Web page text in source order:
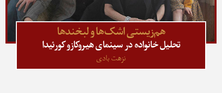
هم‌زیستی اشک‌ها و لبخندها
تحلیل خانواده در سینمای هیروکازو کورئیدا
نزهت بادی